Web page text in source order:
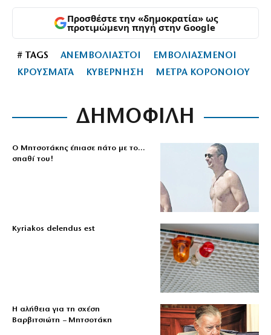
Προσθέστε την «δημοκρατία» ως
προτιμώμενη πηγή στην Google
# TAGS ΑΝΕΜΒΟΛΙΑΣΤΟΙ
ΕΜΒΟΛΙΑΣΜΕΝΟΙ
ΚΡΟΥΣΜΑΤΑ
ΚΥΒΕΡΝΗΣΗ ΜΕΤΡΑ ΚΟΡΟΝΟΙΟΥ
ΔΗΜΟΦΙΛΗ
Ο Μητσοτάκης έπιασε πάτο με το…
σπαθί του!
Kyriakos delendus est
Η αλήθεια για τη σχέση
Βαρβιτσιώτη – Μητσοτάκη